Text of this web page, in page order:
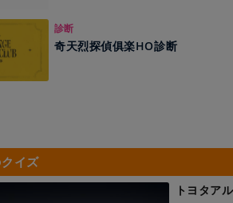
診断
奇天烈探偵俱楽HO診断
イズ
トヨタア